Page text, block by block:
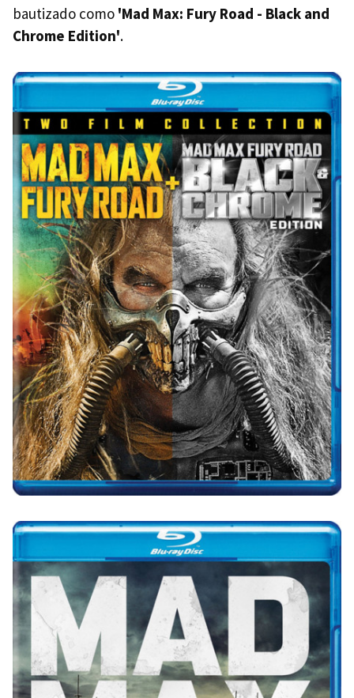
bautizado como 'Mad Max: Fury Road - Black and
Chrome Edition'.